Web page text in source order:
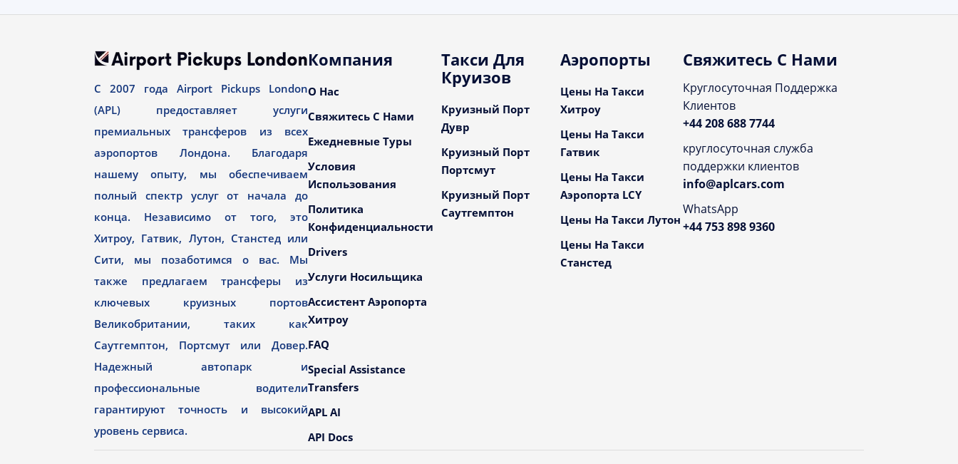
С 2007 года Airport Pickups London
(APL) предоставляет услуги
премиальных трансферов из всех
аэропортов Лондона. Благодаря
нашему опыту, мы обеспечиваем
полный спектр услуг от начала до
конца. Независимо от того, это
Хитроу, Гатвик, Лутон, Станстед или
Сити, мы позаботимся о вас. Мы
также предлагаем трансферы из
ключевых круизных портов
Великобритании, таких как
Саутгемптон, Портсмут или Довер.
Надежный автопарк и
профессиональные водители
гарантируют точность и высокий
уровень сервиса.
Компания
О Нас
Свяжитесь С Нами
Ежедневные Туры
Условия
Использования
Политика
Конфиденциальности
Drivers
Услуги Носильщика
Ассистент Аэропорта
Хитроу
FAQ
Special Assistance
Transfers
APL AI
API Docs
Такси Для
Круизов
Круизный Порт
Дувр
Круизный Порт
Портсмут
Круизный Порт
Саутгемптон
Аэропорты
Цены На Такси
Хитроу
Цены На Такси
Гатвик
Цены На Такси
Аэропорта LCY
Цены На Такси Лутон
Цены На Такси
Станстед
Свяжитесь С Нами
Круглосуточная Поддержка
Клиентов
+44 208 688 7744
круглосуточная служба
поддержки клиентов
info@aplcars.com
WhatsApp
+44 753 898 9360